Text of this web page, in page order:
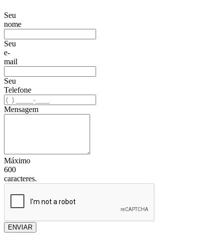
Seu
nome
Seu
e-
mail
Seu
Telefone
Mensagem
Máximo
600
caracteres.
ENVIAR